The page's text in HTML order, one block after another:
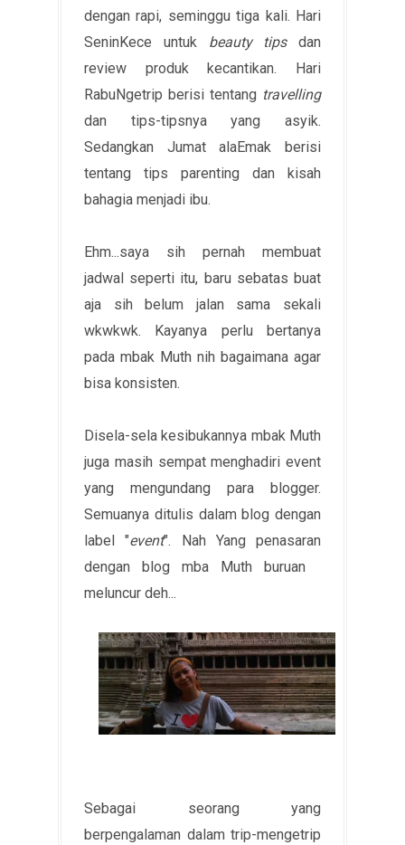
dengan rapi, seminggu tiga kali. Hari
SeninKece untuk beauty tipsdan
review produk kecantikan. Hari
RabuNgetrip berisi tentang travelling
dan tips-tipsnya yang asyik.
Sedangkan Jumat alaEmak berisi
tentang tips parenting dan kisah
bahagia menjadi ibu.
Ehm...saya sih pernah membuat
jadwal seperti itu, baru sebatas buat
aja sih belum jalan sama sekali
wkwkwk. Kayanya perlu bertanya
pada mbak Muth nih bagaimana agar
bisa konsisten.
Disela-sela kesibukannya mbak Muth
juga masih sempat menghadiri event
yang mengundang para blogger.
Semuanya ditulis dalam blog dengan
label "event". Nah Yang penasaran
dengan blog mba Muth buruan
meluncur deh...
Sebagai seorang yang
berpengalaman dalam trip-mengetrip